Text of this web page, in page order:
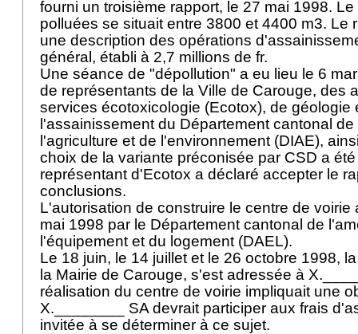
fourni un troisième rapport, le 27 mai 1998.
polluées se situait entre 3800 et 4400 m3. Le
une description des opérations
général, établi à 2,7 millions de fr.
Une séance de "dépollution" a eu lieu le 6
de représentants de la Ville de Carouge, des
services écotoxicologie (Ecotox), de géologie
l'assainissement du Département cantonal de
l'agriculture et de l'environnement (DIAE),
choix de la variante préconisée par CSD a
représentant d'Ecotox a déclaré accepter le
conclusions.
L'autorisation de construire le centre de voirie
mai 1998 par le Département cantonal de
l'équipement et du logement (DAEL).
Le 18 juin, le 14 juillet et le 26 octobre 1998,
la Mairie de Carouge, s'est adressée à
réalisation du centre de voirie impliquait une
X.________ SA devrait participer aux frais
invitée à se déterminer à ce sujet.